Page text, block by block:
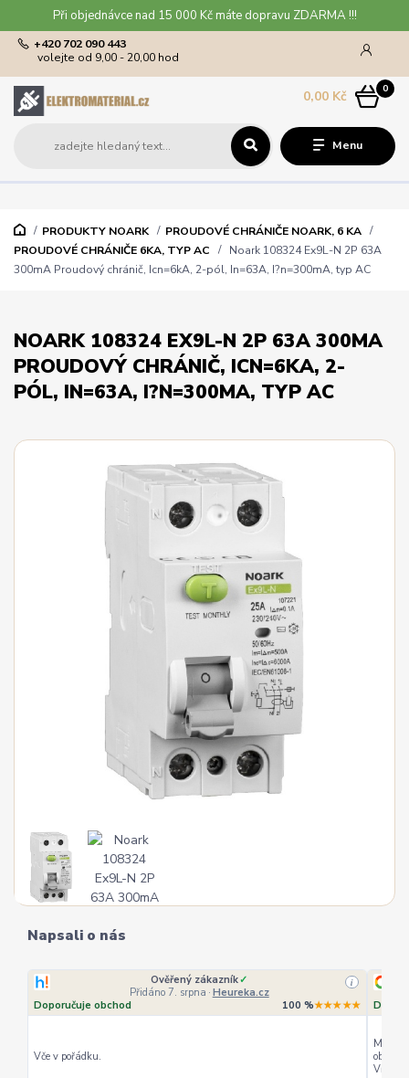
Při objednávce nad 15 000 Kč máte dopravu ZDARMA !!!
Menu
+420 702 090 443
volejte od 9,00 - 20,00 hod
0
0,00 Kč
PRODUKTY NOARK
PROUDOVÉ CHRÁNIČE NOARK, 6 KA
PROUDOVÉ CHRÁNIČE 6KA, TYP AC
Noark 108324 Ex9L-N 2P 63A
300mA Proudový chránič, Icn=6kA, 2-pól, In=63A, I?n=300mA, typ AC
NOARK 108324 EX9L-N 2P 63A 300MA
PROUDOVÝ CHRÁNIČ, ICN=6KA, 2-
PÓL, IN=63A, I?N=300MA, TYP AC
Napsali o nás
Ověřený zákazník✓
Přidáno 7. srpna · Heureka.cz
i
Doporučuje obchod 100 %★★★★★
Vče v pořádku.
Můžu
Vřele